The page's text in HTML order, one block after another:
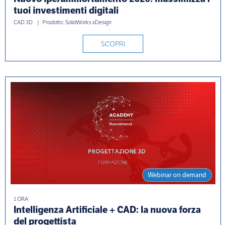
tuoi investimenti digitali
CAD 3D Prodotto: SolidWorks xDesign
SCOPRI
Webinar on demand
1 ORA
Intelligenza Artificiale + CAD: la nuova forza
del progettista